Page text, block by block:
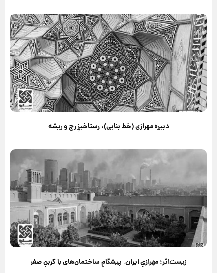
دبیره مهرازی (خط بنایی)، رستاخیزِ رج و ریشه
زیست‌اثر؛ مهرازیِ ایران، پیشگامِ ساختمان‌های با کربنِ صفر